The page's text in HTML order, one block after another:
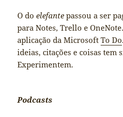
O doelefante passou a ser
para Notes, Trello e
aplicação da MicrosoftTo Do
ideias, citações e coisas
Experimentem.
Podcasts